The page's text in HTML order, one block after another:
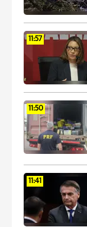
11:57
11:50
11:41